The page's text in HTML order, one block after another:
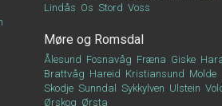
Lindås Os Stord Voss
Møre og Romsdal
Ålesund Fosnavåg Fræna Giske
Brattvåg Hareid Kristiansund Molde
Skodje Sunndal Sykkylven Ulstein
Ørskog Ørsta